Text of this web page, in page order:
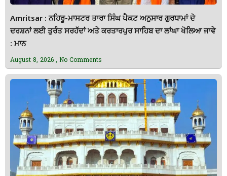
Amritsar : ਨਹਿਰੂ-ਮਾਸਟਰ ਤਾਰਾ ਸਿੰਘ ਪੈਕਟ ਅਨੁਸਾਰ ਗੁਰਧਾਮਾਂ ਦੇ
ਦਰਸ਼ਨਾਂ ਲਈ ਤੁਰੰਤ ਸਰਹੱਦਾਂ ਅਤੇ ਕਰਤਾਰਪੁਰ ਸਾਹਿਬ ਦਾ ਲਾਂਘਾ ਖੋਲਿਆ ਜਾਵੇ
: ਮਾਨ
August 8, 2026 No Comments